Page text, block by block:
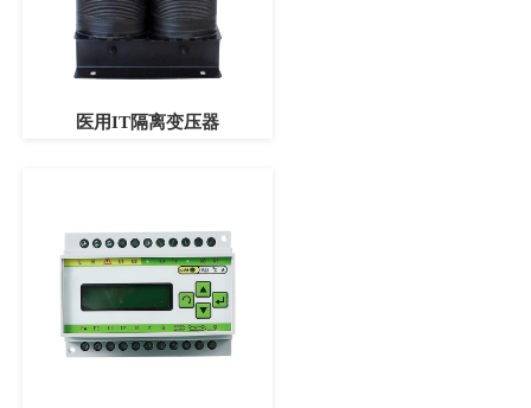
医用IT隔离变压器